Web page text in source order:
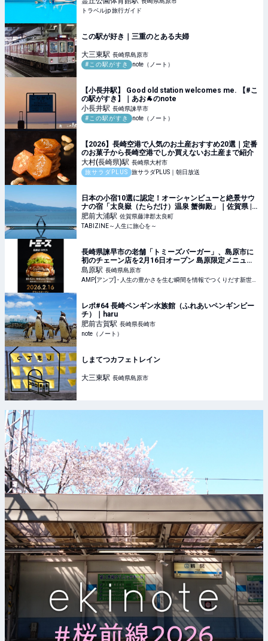
トラベルjp 旅行ガイド
この駅が好き｜三重のとある夫婦
大三東駅 長崎県島原市
#この駅がすき
note（ノート）
【小長井駅】 Good old station welcomes me. 【#こ
の駅がすき】｜あお🐐のnote
小長井駅 長崎県諫早市
#この駅がすき
note（ノート）
【2026】長崎空港で人気のお土産おすすめ20選｜定番
のお菓子から長崎空港でしか買えないお土産まで紹介
大村(長崎県)駅 長崎県大村市
旅サラダPLUS
旅サラダPLUS｜朝日放送
日本の小宿10選に認定！オーシャンビューと絶景サウ
ナの宿「太良嶽（たらだけ）温泉 蟹御殿」｜佐賀県 |
TABIZINE～人生に旅心を～
肥前大浦駅 佐賀県藤津郡太良町
TABIZINE～人生に旅心を～
長崎県諫早市の老舗「トミーズバーガー」、島原市に
初のチェーン店を2月16日オープン 島原限定メニュー
が登場 | AMP[アンプ] - 人生の豊かさを生む瞬間を情報
でつくりだす新世代向けビジネスメディア
島原駅 長崎県島原市
レポ#64 長崎ペンギン水族館（ふれあいペンギンビー
チ）｜haru
肥前古賀駅 長崎県長崎市
note（ノート）
しまてつカフェトレイン
大三東駅 長崎県島原市